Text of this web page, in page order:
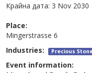
Крайна дата: 3 Nov 2030
Place:
Mingerstrasse 6
Industries: Precious
Event information: